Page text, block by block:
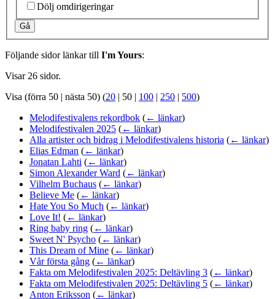
Dölj omdirigeringar
Gå
Följande sidor länkar till I'm Yours:
Visar 26 sidor.
Visa (förra 50 | nästa 50) (20 | 50 | 100 | 250 | 500)
Melodifestivalens rekordbok (← länkar)
Melodifestivalen 2025 (← länkar)
Alla artister och bidrag i Melodifestivalens historia (← länkar)
Elias Edman (← länkar)
Jonatan Lahti (← länkar)
Simon Alexander Ward (← länkar)
Vilhelm Buchaus (← länkar)
Believe Me (← länkar)
Hate You So Much (← länkar)
Love It! (← länkar)
Ring baby ring (← länkar)
Sweet N' Psycho (← länkar)
This Dream of Mine (← länkar)
Vår första gång (← länkar)
Fakta om Melodifestivalen 2025: Deltävling 3 (← länkar)
Fakta om Melodifestivalen 2025: Deltävling 5 (← länkar)
Anton Eriksson (← länkar)